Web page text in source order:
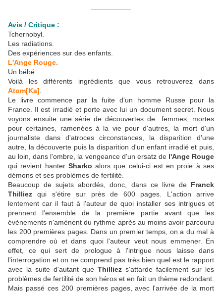
Avis / Critique :
Tchernobyl.
Les radiations.
Des expériences sur des enfants.
L'Ange Rouge
Un bébé.
Voilà les différents ingrédients que vous retrouverez dans
Atom[Ka]
Le livre commence par la fuite d'un homme Russe pour la
France. Il est irradié et porte avec lui un document secret. Nous
voyons ensuite une série de découvertes de femmes, mortes
pour certaines, ramenées à la vie pour d'autres, la mort d'un
journaliste dans d'atroces circonstances, la disparition d'une
autre, la découverte puis la disparition d'un enfant irradié et puis,
au loin, dans l'ombre, la vengeance d'un ersatz de l'Ange Rouge
qui revient hanter Sharko alors que celui-ci est en proie à ses
démons et ses problèmes de fertilité.
Beaucoup de sujets abordés, donc, dans ce livre de Franck
Thilliez qui s'étire sur près de 600 pages. L'action arrive
lentement car il faut à l'auteur de quoi installer ses intrigues et
prennent l'ensemble de la première partie avant que les
évènements n'amènent du rythme après au moins avoir parcouru
les 200 premières pages. Dans un premier temps, on a du mal à
comprendre où et dans quoi l'auteur veut nous emmener. En
effet, ce qui sert de prologue à l'intrigue nous laisse dans
l'interrogation et on ne comprend pas très bien quel est le rapport
avec la suite d'autant que Thilliez s'attarde facilement sur les
problèmes de fertilité de son héros et en fait un thème redondant.
Mais passé ces 200 premières pages, avec l'arrivée de la mort